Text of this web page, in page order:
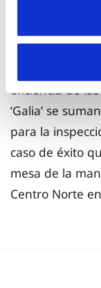
tecnológico
avanzada de
la red de
eficiencia de
‘Galia’ se
para la
caso de éxito
mesa de la
Centro Norte